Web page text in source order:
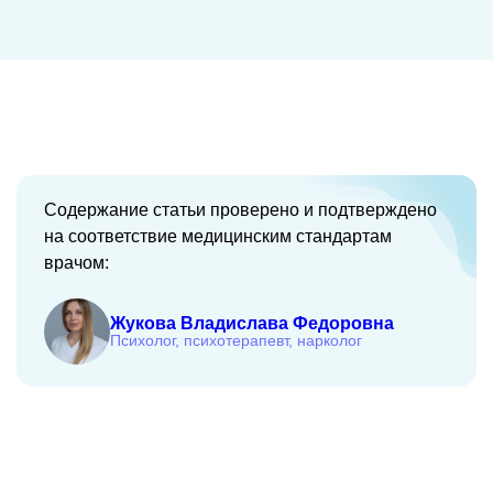
Содержание статьи проверено и подтверждено
на соответствие медицинским стандартам
врачом:
Жукова Владислава Федоровна
Психолог, психотерапевт, нарколог